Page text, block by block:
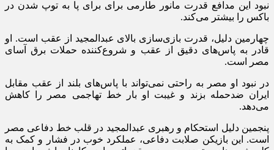
نبود این مدافع قدرت مانور طارمی برای برای پا به توپ شدن در
باکس را بیشتر می‌کند.
چهارمین دلیل، قدرت بازی‌سازی بالای عبدالمجید از عقب است. او
قادر به پاس‌های دقیق از عقب و شروع‌کننده حملات برق آسای
مصر است.
در نبود او مصر به راحتی نمی‌تواند با پاس‌های بلند از عقب مقابل
ایران ضدحمله بزند و غیبت او بار خط تهاجمی مصر را کاهش
می‌دهد.
پنجمین دلیل استحکام و رهبری عبدالمجید در قلب خط دفاعی مصر
است. این بازیکن صلابت دفاعی، عملکرد خوب در فشار و کمک به